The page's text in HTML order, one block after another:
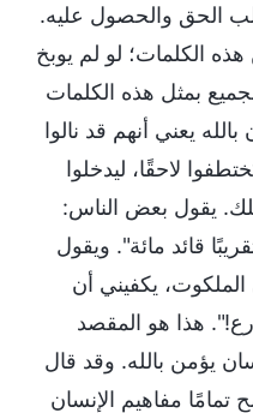
طلب الحق والحصول عليه.
الكلمات؛ لو لم يوبخ
بمثل هذه الكلمات
يعني أنهم قد نالوا
لاحقًا، ليدخلوا
يقول بعض الناس:
قائد مائة". ويقول
يكفيني أن
هذا هو المقصد
يؤمن بالله. وقد قال
تمامًا مفاهيم الإنسان